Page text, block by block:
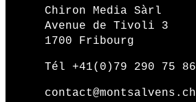
Chiron Media Sàrl
Avenue de Tivoli 3
1700 Fribourg
Tél +41(0)79 290 75 86
contact@montsalvens.ch